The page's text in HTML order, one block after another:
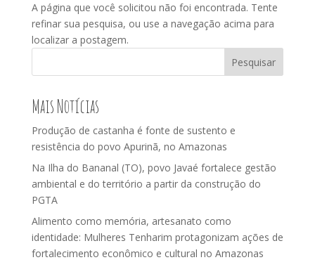
A página que você solicitou não foi encontrada. Tente
refinar sua pesquisa, ou use a navegação acima para
localizar a postagem.
Pesquisar
Mais Notícias
Produção de castanha é fonte de sustento e
resistência do povo Apurinã, no Amazonas
Na Ilha do Bananal (TO), povo Javaé fortalece gestão
ambiental e do território a partir da construção do
PGTA
Alimento como memória, artesanato como
identidade: Mulheres Tenharim protagonizam ações de
fortalecimento econômico e cultural no Amazonas